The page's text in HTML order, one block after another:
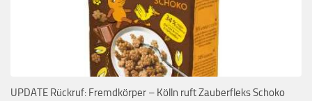
UPDATE Rückruf: Fremdkörper – Kölln ruft Zauberfleks Schoko